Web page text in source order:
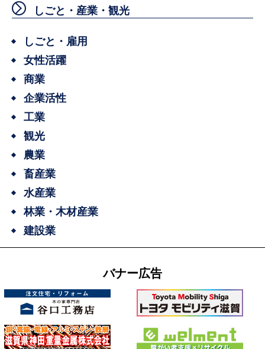
しごと・産業・観光
しごと・雇用
女性活躍
商業
企業活性
工業
観光
農業
畜産業
水産業
林業・木材産業
建設業
バナー広告